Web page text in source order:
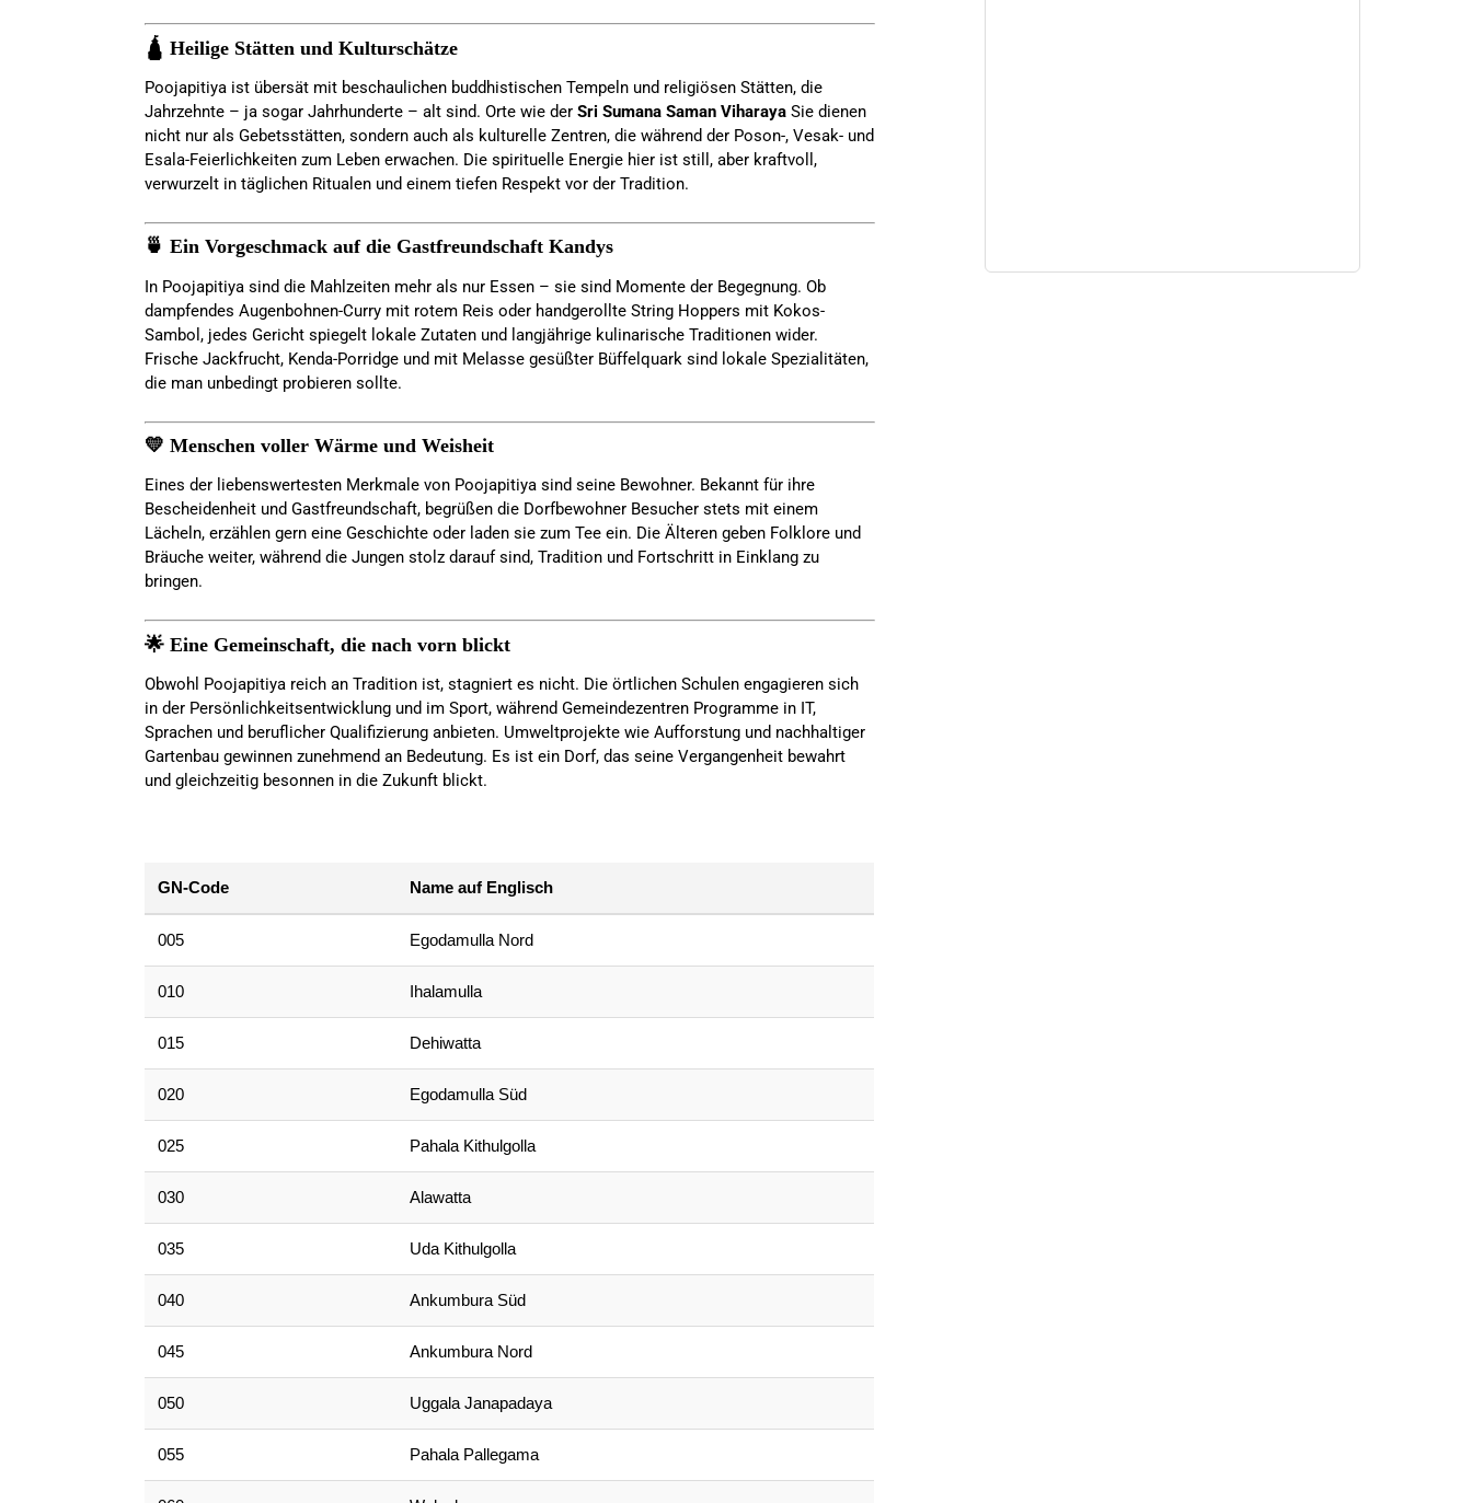
🛕 Heilige Stätten und Kulturschätze
Poojapitiya ist übersät mit beschaulichen buddhistischen Tempeln und religiösen Stätten, die
Jahrzehnte – ja sogar Jahrhunderte – alt sind. Orte wie der Sri Sumana Saman Viharaya Sie dienen
nicht nur als Gebetsstätten, sondern auch als kulturelle Zentren, die während der Poson-, Vesak- und
Esala-Feierlichkeiten zum Leben erwachen. Die spirituelle Energie hier ist still, aber kraftvoll,
verwurzelt in täglichen Ritualen und einem tiefen Respekt vor der Tradition.
🍵 Ein Vorgeschmack auf die Gastfreundschaft Kandys
In Poojapitiya sind die Mahlzeiten mehr als nur Essen – sie sind Momente der Begegnung. Ob
dampfendes Augenbohnen-Curry mit rotem Reis oder handgerollte String Hoppers mit Kokos-
Sambol, jedes Gericht spiegelt lokale Zutaten und langjährige kulinarische Traditionen wider.
Frische Jackfrucht, Kenda-Porridge und mit Melasse gesüßter Büffelquark sind lokale Spezialitäten,
die man unbedingt probieren sollte.
💛 Menschen voller Wärme und Weisheit
Eines der liebenswertesten Merkmale von Poojapitiya sind seine Bewohner. Bekannt für ihre
Bescheidenheit und Gastfreundschaft, begrüßen die Dorfbewohner Besucher stets mit einem
Lächeln, erzählen gern eine Geschichte oder laden sie zum Tee ein. Die Älteren geben Folklore und
Bräuche weiter, während die Jungen stolz darauf sind, Tradition und Fortschritt in Einklang zu
bringen.
🌟 Eine Gemeinschaft, die nach vorn blickt
Obwohl Poojapitiya reich an Tradition ist, stagniert es nicht. Die örtlichen Schulen engagieren sich
in der Persönlichkeitsentwicklung und im Sport, während Gemeindezentren Programme in IT,
Sprachen und beruflicher Qualifizierung anbieten. Umweltprojekte wie Aufforstung und nachhaltiger
Gartenbau gewinnen zunehmend an Bedeutung. Es ist ein Dorf, das seine Vergangenheit bewahrt
und gleichzeitig besonnen in die Zukunft blickt.
GN-Code Name auf Englisch
005 Egodamulla Nord
010 Ihalamulla
015 Dehiwatta
020 Egodamulla Süd
025 Pahala Kithulgolla
030 Alawatta
035 Uda Kithulgolla
040 Ankumbura Süd
045 Ankumbura Nord
050 Uggala Janapadaya
055 Pahala Pallegama